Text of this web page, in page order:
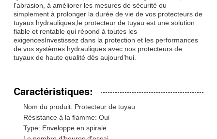
l'abrasion, à améliorer les mesures de sécurité ou
simplement à prolonger la durée de vie de vos protecteurs de
tuyaux hydrauliques,le protecteur de tuyau est une solution
fiable et rentable qui répond à toutes les
exigencesInvestissez dans la protection et les performances
de vos systèmes hydrauliques avec nos protecteurs de
tuyaux de haute qualité dès aujourd'hui.
Caractéristiques:
Nom du produit: Protecteur de tuyau
Résistance à la flamme: Oui
Type: Enveloppe en spirale